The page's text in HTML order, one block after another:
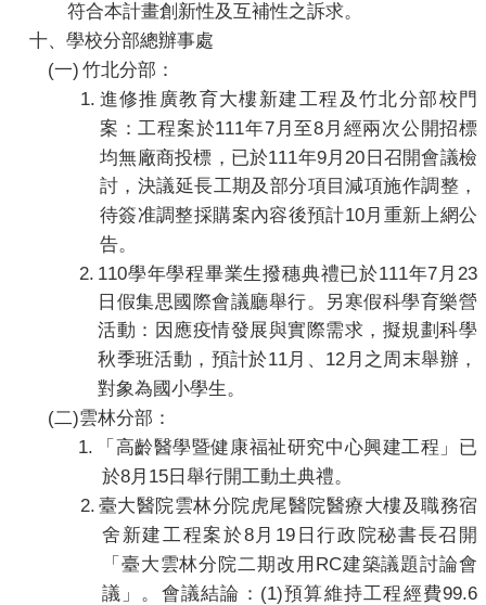
符合本計畫創新性及互補性之訴求。
十、 學校分部總辦事處
(一) 竹北分部 ：
1. 進修推廣教育大樓新建工程及竹北分部校門
案：工程案於111年7月至8 月經兩次公開招標
均無廠商投標，已於111年9月20 日召開會議檢
討，決議延長工期及部分項目減項施作調整，
待簽准調整採購案內容後預計10月重新上網公
告。
2. 110學年學程畢業生撥穗典禮已於111年7 月23
日假集思國際會議廳舉行。另寒假科學育樂營
活動：因應疫情發展與實際需求，擬規劃科學
秋季班活動，預計於11月、 12 月之周末舉辦，
對象為國小學生。
(二)雲林分部：
1.
「高齡醫學暨健康福祉研究中心興建工程」已
於8月 15日舉行開工動土典禮。
2. 臺大醫院雲林分院虎尾醫院醫療大樓及職務宿
舍新建工程案於8月 19日行政院秘書長召開
「臺大雲林分院二期改用 RC建築議題討論會
議」。會議結論： (1)預算維持工程經費99.6